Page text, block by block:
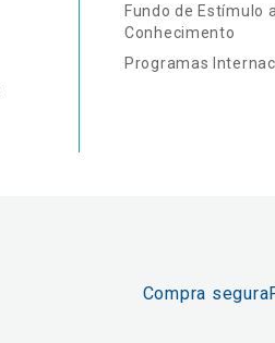
Fundo de Estímulo
Conhecimento
Programas
Compra segura